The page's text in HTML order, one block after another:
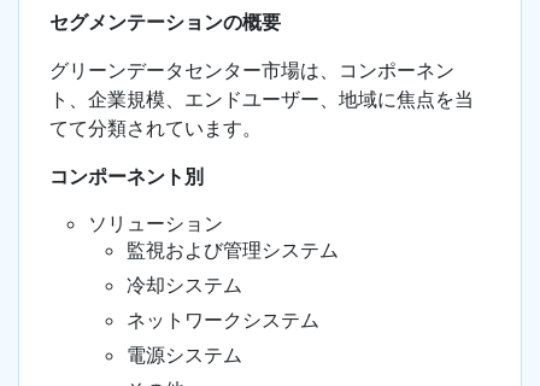
セグメンテーションの概要
グリーンデータセンター市場は、コンポーネン
ト、企業規模、エンドユーザー、地域に焦点を当
てて分類されています。
コンポーネント別
ソリューション
監視および管理システム
冷却システム
ネットワークシステム
電源システム